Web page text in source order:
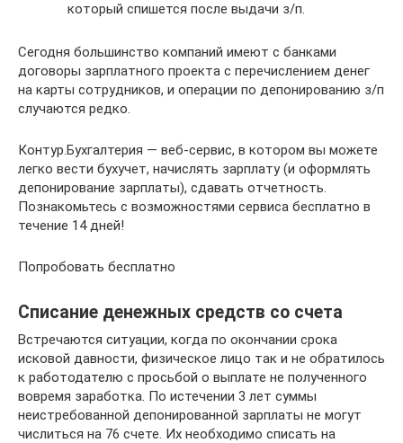
который спишется после выдачи з/п.
Сегодня большинство компаний имеют с банками
договоры зарплатного проекта с перечислением денег
на карты сотрудников, и операции по депонированию з/п
случаются редко.
Контур.Бухгалтерия — веб-сервис, в котором вы можете
легко вести бухучет, начислять зарплату (и оформлять
депонирование зарплаты), сдавать отчетность.
Познакомьтесь с возможностями сервиса бесплатно в
течение 14 дней!
Попробовать бесплатно
Списание денежных средств со счета
Встречаются ситуации, когда по окончании срока
исковой давности, физическое лицо так и не обратилось
к работодателю с просьбой о выплате не полученного
вовремя заработка. По истечении 3 лет суммы
неистребованной депонированной зарплаты не могут
числиться на 76 счете. Их необходимо списать на